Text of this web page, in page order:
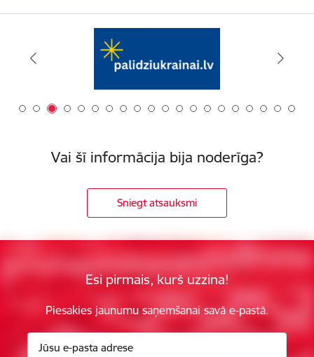
Vai šī informācija bija noderīga?
Sniegt atsauksmi
Esi pirmais, kurš uzzina!
Piesakies jaunumu saņemšanai savā e-pastā.